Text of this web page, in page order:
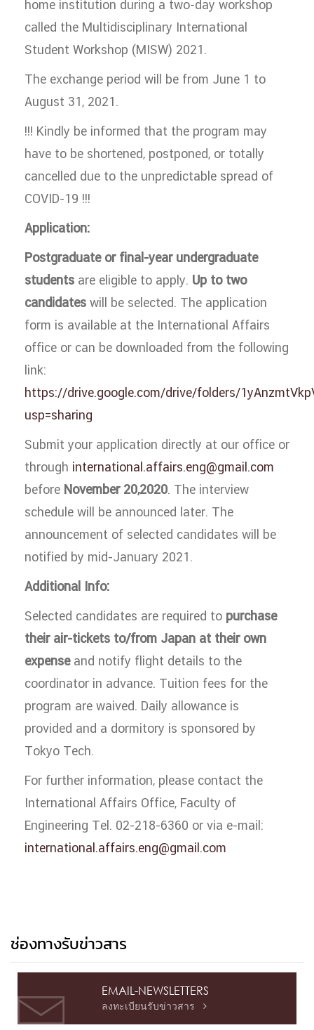
home institution during a two-day workshop
called the Multidisciplinary International
Student Workshop (MISW) 2021.
The exchange period will be from June 1 to
August 31, 2021.
!!! Kindly be informed that the program may
have to be shortened, postponed, or totally
cancelled due to the unpredictable spread of
COVID-19 !!!
Application:
Postgraduate or final-year undergraduate
studentsare eligible to apply. Up to two
candidateswill be selected. The application
form is available at the International Affairs
office or can be downloaded from the following
link:
https://drive.google.com/drive/folders/
usp=sharing
Submit your application directly at our office or
through international.affairs.eng@gmail.com
beforeNovember 20,2020. The interview
schedule will be announced later. The
announcement of selected candidates will be
notified by mid-January 2021.
Additional Info:
Selected candidates are required topurchase
their air-tickets to/from Japan at their own
expenseand notify flight details to the
coordinator in advance. Tuition fees for the
program are waived. Daily allowance is
provided and a dormitory is sponsored by
Tokyo Tech.
For further information, please contact the
International Affairs Office, Faculty of
Engineering Tel. 02-218-6360 or via e-mail:
international.affairs.eng@gmail.com
ช่องทางรับข่าวสาร
EMAIL-NEWSLETTERS
ลงทะเบียนรับข่าวสาร 